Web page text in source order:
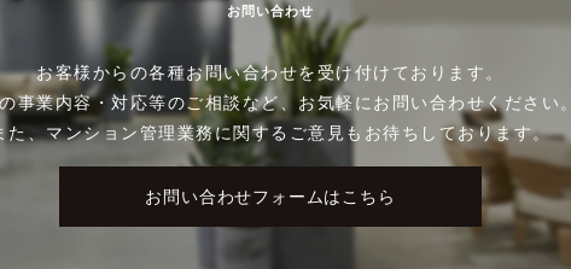
お問い合わせ
お客様からの各種お問い合わせを受け付けております。
事業内容・対応等のご相談など、お気軽にお問い合わせください。
た、マンション管理業務に関するご意見もお待ちしております。
お問い合わせフォームはこちら